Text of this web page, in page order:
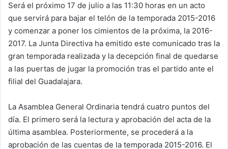
Será el próximo 17 de julio a las 11:30 horas en un acto
que servirá para bajar el telón de la temporada 2015-2016
y comenzar a poner los cimientos de la próxima, la 2016-
2017. La Junta Directiva ha emitido este comunicado tras la
gran temporada realizada y la decepción final de quedarse
a las puertas de jugar la promoción tras el partido ante el
filial del Guadalajara.
La Asamblea General Ordinaria tendrá cuatro puntos del
día. El primero será la lectura y aprobación del acta de la
última asamblea. Posteriormente, se procederá a la
aprobación de las cuentas de la temporada 2015-2016. El